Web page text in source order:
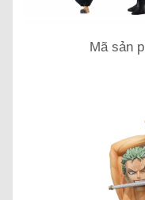
Mã sản